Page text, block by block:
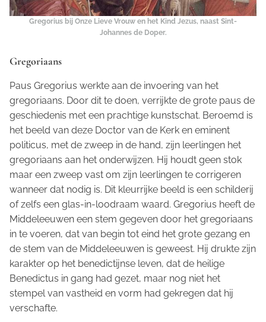
Gregorius bij Onze Lieve Vrouw en het Kind Jezus, naast Sint-
Johannes de Doper.
Gregoriaans
Paus Gregorius werkte aan de invoering van het
gregoriaans. Door dit te doen, verrijkte de grote paus de
geschiedenis met een prachtige kunstschat. Beroemd is
het beeld van deze Doctor van de Kerk en eminent
politicus, met de zweep in de hand, zijn leerlingen het
gregoriaans aan het onderwijzen. Hij houdt geen stok
maar een zweep vast om zijn leerlingen te corrigeren
wanneer dat nodig is. Dit kleurrijke beeld is een schilderij
of zelfs een glas-in-loodraam waard. Gregorius heeft de
Middeleeuwen een stem gegeven door het gregoriaans
in te voeren, dat van begin tot eind het grote gezang en
de stem van de Middeleeuwen is geweest. Hij drukte zijn
karakter op het benedictijnse leven, dat de heilige
Benedictus in gang had gezet, maar nog niet het
stempel van vastheid en vorm had gekregen dat hij
verschafte.